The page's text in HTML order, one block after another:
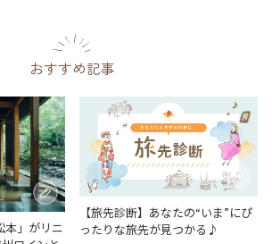
おすすめ記事
本」がリニ
【旅先診断】あなたの“いま”にぴ
ったりな旅先が見つかる♪